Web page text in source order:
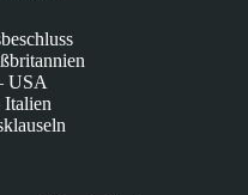
USA
Italien